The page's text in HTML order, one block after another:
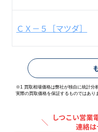
ＣＸ－５［マツダ］
※1 買取相場価格は弊社が独自に統計分
実際の買取価格を保証するものではあり
＼ しつこい営業
連絡